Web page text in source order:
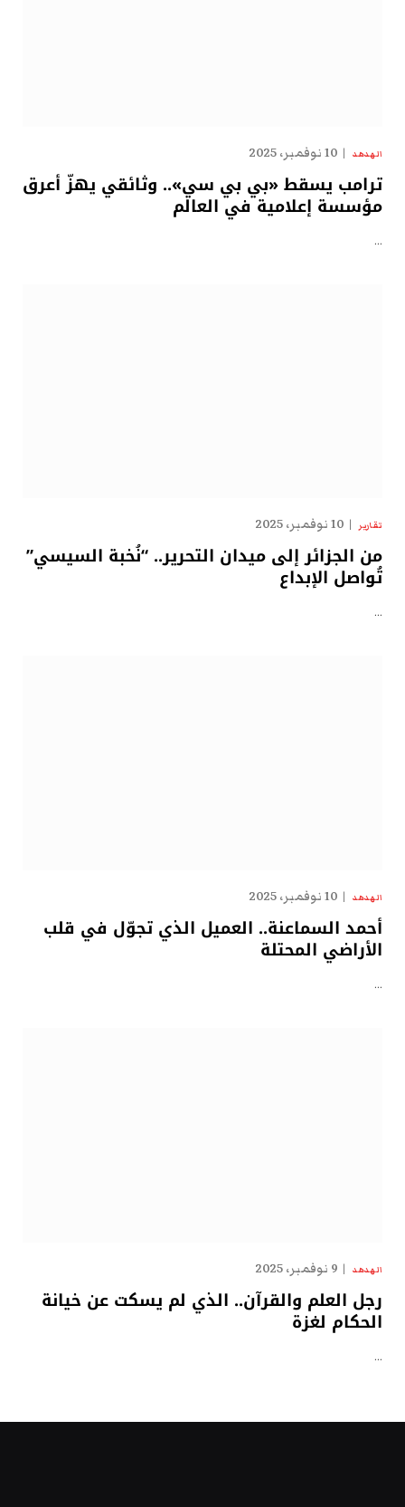
الهدهد 10 نوفمبر، 2025
ترامب يسقط «بي بي سي».. وثائقي يهزّ أعرق
مؤسسة إعلامية في العالم
…
تقارير 10 نوفمبر، 2025
من الجزائر إلى ميدان التحرير.. “نُخبة السيسي”
تُواصل الإبداع
…
الهدهد 10 نوفمبر، 2025
أحمد السماعنة.. العميل الذي تجوّل في قلب
الأراضي المحتلة
…
الهدهد 9 نوفمبر، 2025
رجل العلم والقرآن.. الذي لم يسكت عن خيانة
الحكام لغزة
…